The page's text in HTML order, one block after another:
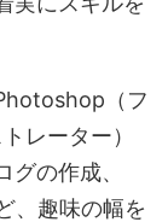
（フ
レーター）
の作成、
、趣味の幅を